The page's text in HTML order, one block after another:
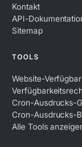
Kontakt
API-
Sitemap
TOOLS
Website-
Cron-Ausdrucks-
Cron-Ausdrucks-
Alle Tools